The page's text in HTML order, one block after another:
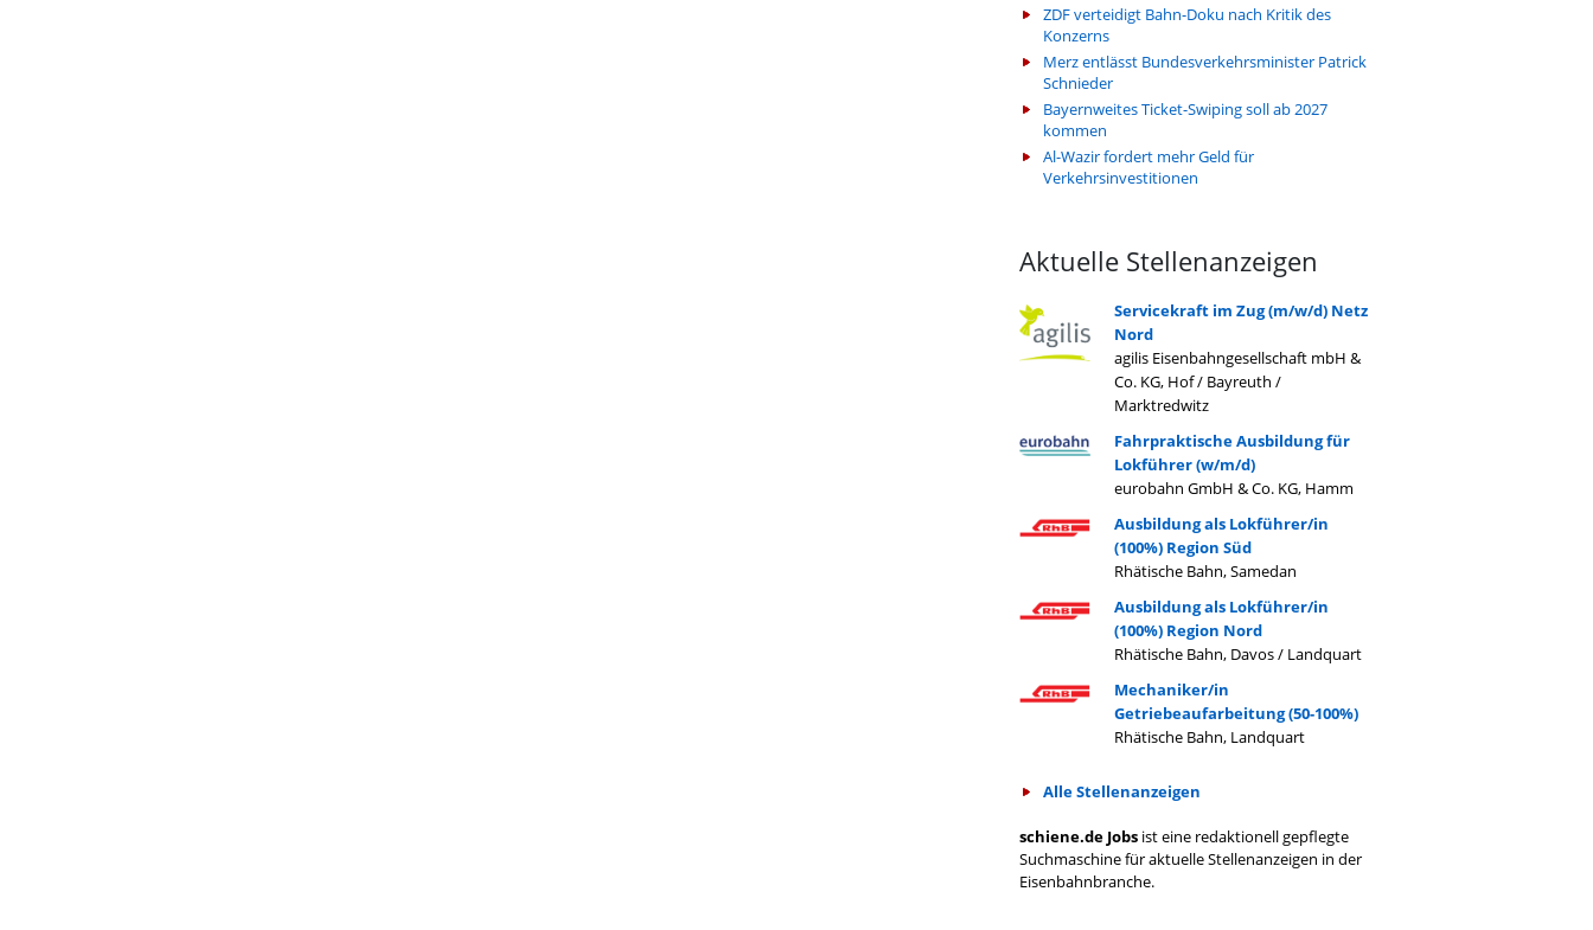
ZDF verteidigt Bahn-Doku nach Kritik des
Konzerns
Merz entlässt Bundesverkehrsminister Patrick
Schnieder
Bayernweites Ticket-Swiping soll ab 2027
kommen
Al-Wazir fordert mehr Geld für
Verkehrsinvestitionen
Aktuelle Stellenanzeigen
Servicekraft im Zug (m/w/d) Netz
Nord
agilis Eisenbahngesellschaft mbH &
Co. KG, Hof / Bayreuth /
Marktredwitz
Fahrpraktische Ausbildung für
Lokführer (w/m/d)
eurobahn GmbH & Co. KG, Hamm
Ausbildung als Lokführer/in
(100%) Region Süd
Rhätische Bahn, Samedan
Ausbildung als Lokführer/in
(100%) Region Nord
Rhätische Bahn, Davos / Landquart
Mechaniker/in
Getriebeaufarbeitung (50-100%)
Rhätische Bahn, Landquart
Alle Stellenanzeigen
schiene.de Jobs ist eine redaktionell gepflegte
Suchmaschine für aktuelle Stellenanzeigen in der
Eisenbahnbranche.